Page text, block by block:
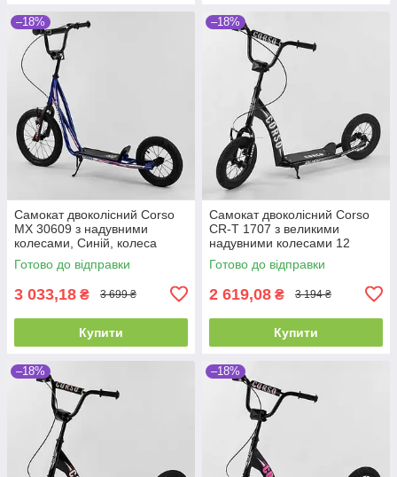
–18%
Самокат двоколісний Corso
МХ 30609 з надувними
колесами, Синій, колеса
16"/12", ручне переднє
гальмо
Готово до відправки
3 033,18 ₴ 3 699 ₴
Купити
–18%
Самокат двоколісний Corso
CR-T 1707 з великими
надувними колесами 12
дюймів, від 3 років, до 70 кг
Готово до відправки
2 619,08 ₴ 3 194 ₴
Купити
–18% –18%